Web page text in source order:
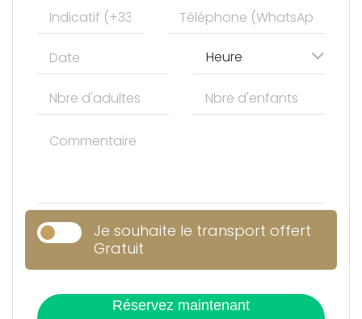
Heure
Je souhaite le transport offert
Gratuit
Réservez maintenant